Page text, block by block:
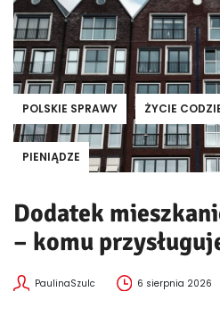
POLSKIE SPRAWY ŻYCIE
PIENIĄDZE
Dodatek
– komu
PaulinaSzulc 6 sierpnia 2026